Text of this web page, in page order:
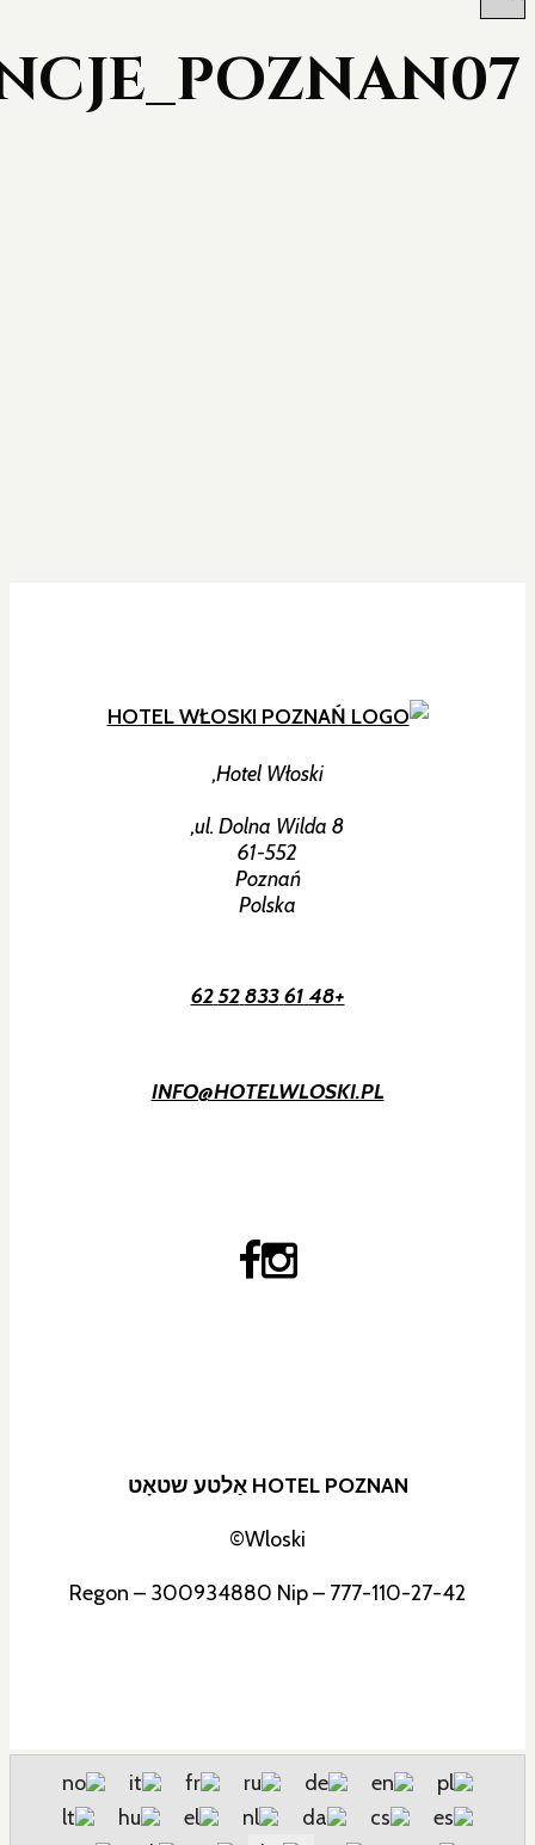
Hotel Włoski,
ul. Dolna Wilda 8,
61-552
Poznań
Polska
+48 61 833 52 62
INFO@HOTELWLOSKI.PL
HOTEL POZNAN אַלטע שטאָט
Wloski©
Regon – 300934880 Nip – 777-110-27-42